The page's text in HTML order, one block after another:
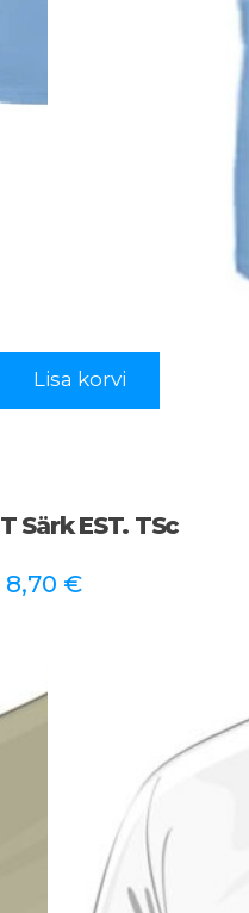
Lisa korvi
T Särk EST. TSc
8,70 €